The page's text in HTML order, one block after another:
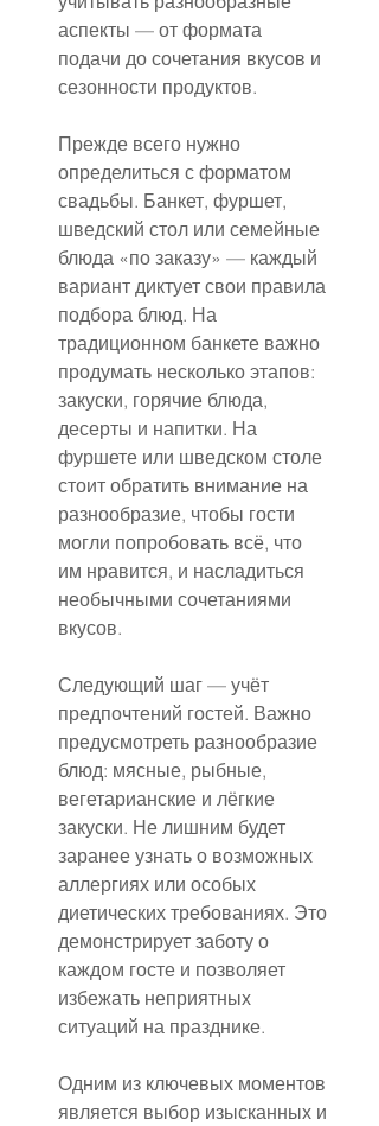
аспекты — от формата
подачи до сочетания вкусов и
сезонности продуктов.
Прежде всего нужно
определиться с форматом
свадьбы. Банкет, фуршет,
шведский стол или семейные
блюда «по заказу» — каждый
вариант диктует свои правила
подбора блюд. На
традиционном банкете важно
продумать несколько этапов:
закуски, горячие блюда,
десерты и напитки. На
фуршете или шведском столе
стоит обратить внимание на
разнообразие, чтобы гости
могли попробовать всё, что
им нравится, и насладиться
необычными сочетаниями
вкусов.
Следующий шаг — учёт
предпочтений гостей. Важно
предусмотреть разнообразие
блюд: мясные, рыбные,
вегетарианские и лёгкие
закуски. Не лишним будет
заранее узнать о возможных
аллергиях или особых
диетических требованиях. Это
демонстрирует заботу о
каждом госте и позволяет
избежать неприятных
ситуаций на празднике.
Одним из ключевых моментов
является выбор изысканных и